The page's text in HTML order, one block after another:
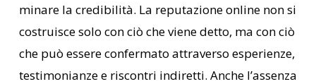
minare la credibilità. La reputazione online non si
costruisce solo con ciò che viene detto, ma con ciò
che può essere confermato attraverso esperienze,
testimonianze e riscontri indiretti. Anche l’assenza